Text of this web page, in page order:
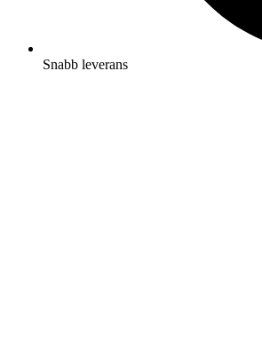
Snabb leverans